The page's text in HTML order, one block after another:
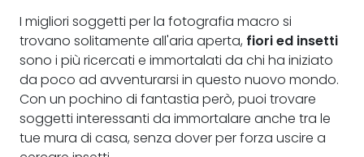
I migliori soggetti per la fotografia macro si
trovano solitamente all'aria aperta, fiori ed insetti
sono i più ricercati e immortalati da chi ha iniziato
da poco ad avventurarsi in questo nuovo mondo.
Con un pochino di fantastia però, puoi trovare
soggetti interessanti da immortalare anche tra le
tue mura di casa, senza dover per forza uscire a